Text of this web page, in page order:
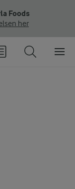
Foods
her